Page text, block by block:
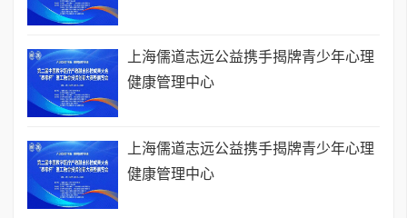
上海儒道志远公益携手揭牌青少年心理
健康管理中心
上海儒道志远公益携手揭牌青少年心理
健康管理中心